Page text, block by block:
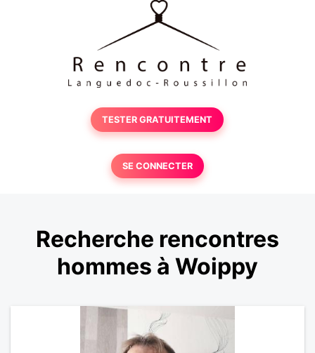
TESTER GRATUITEMENT
SE CONNECTER
Recherche rencontres
hommes à Woippy